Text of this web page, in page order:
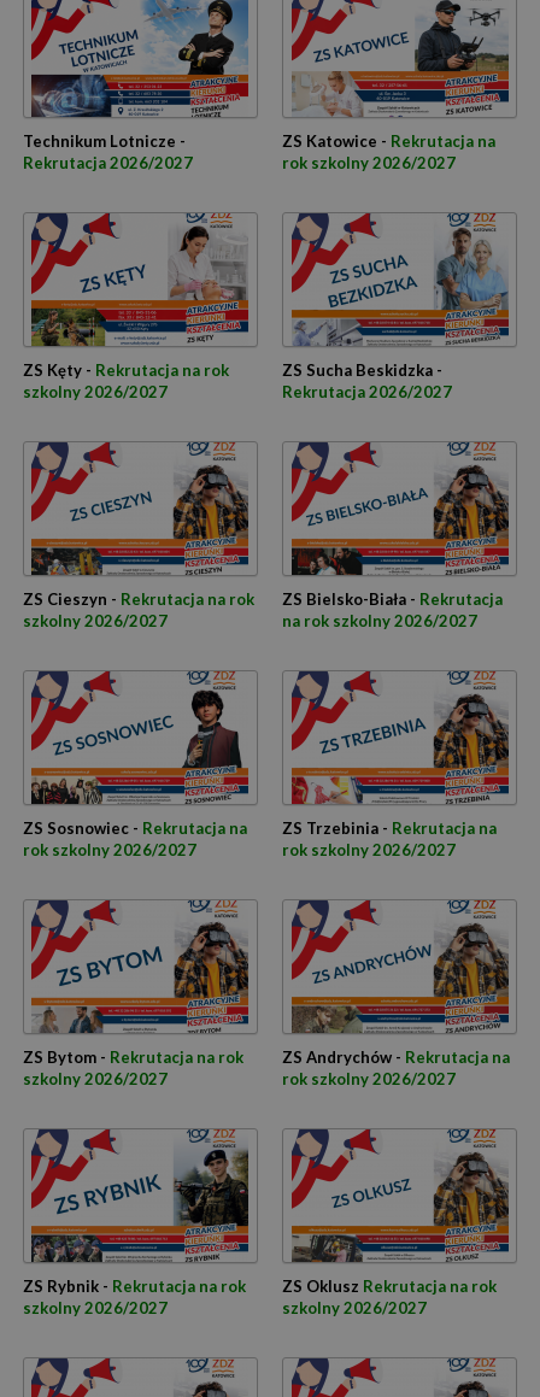
Technikum Lotnicze -
Rekrutacja 2026/2027
ZS Katowice - Rekrutacja na
rok szkolny 2026/2027
ZS Kęty - Rekrutacja na rok
szkolny 2026/2027
ZS Sucha Beskidzka -
Rekrutacja 2026/2027
ZS Cieszyn - Rekrutacja na rok
szkolny 2026/2027
ZS Bielsko-Biała - Rekrutacja
na rok szkolny 2026/2027
ZS Sosnowiec - Rekrutacja na
rok szkolny 2026/2027
ZS Trzebinia - Rekrutacja na
rok szkolny 2026/2027
ZS Bytom - Rekrutacja na rok
szkolny 2026/2027
ZS Andrychów - Rekrutacja na
rok szkolny 2026/2027
ZS Rybnik - Rekrutacja na rok
szkolny 2026/2027
ZS Oklusz Rekrutacja na rok
szkolny 2026/2027